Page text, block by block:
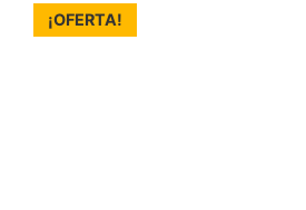
¡OFERTA!